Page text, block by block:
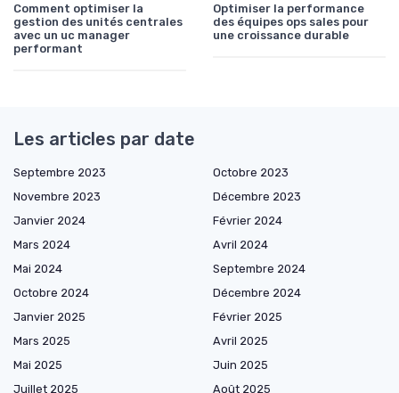
Comment optimiser la
gestion des unités centrales
avec un uc manager
performant
Optimiser la performance
des équipes ops sales pour
une croissance durable
Les articles par date
Septembre 2023
Octobre 2023
Novembre 2023
Décembre 2023
Janvier 2024
Février 2024
Mars 2024
Avril 2024
Mai 2024
Septembre 2024
Octobre 2024
Décembre 2024
Janvier 2025
Février 2025
Mars 2025
Avril 2025
Mai 2025
Juin 2025
Juillet 2025
Août 2025